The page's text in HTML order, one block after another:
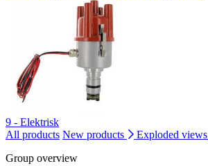
9 - Elektrisk
All products New products
Exploded views
Group overview